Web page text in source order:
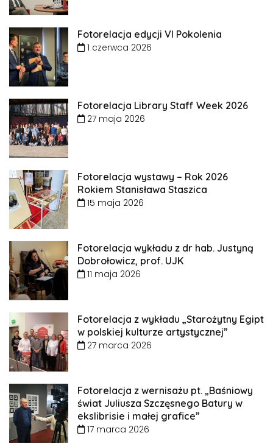
Fotorelacja edycji VI Pokolenia
1 czerwca 2026
Fotorelacja Library Staff Week 2026
27 maja 2026
Fotorelacja wystawy – Rok 2026
Rokiem Stanisława Staszica
15 maja 2026
Fotorelacja wykładu z dr hab. Justyną
Dobrołowicz, prof. UJK
11 maja 2026
Fotorelacja z wykładu „Starożytny Egipt
w polskiej kulturze artystycznej”
27 marca 2026
Fotorelacja z wernisażu pt. „Baśniowy
świat Juliusza Szczęsnego Batury w
ekslibrisie i małej grafice”
17 marca 2026